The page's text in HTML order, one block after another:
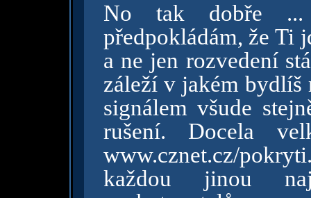
No tak dobře
předpokládám, že Ti
a ne jen rozvedení
záleží v jakém
signálem všude
rušení. Docela
www.cznet.cz/
každou jinou